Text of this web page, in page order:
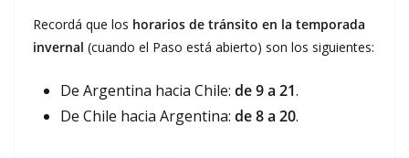
Recordá que los horarios de tránsito en la temporada
invernal (cuando el Paso está abierto) son los siguientes:
De Argentina hacia Chile: de 9 a 21.
De Chile hacia Argentina: de 8 a 20.